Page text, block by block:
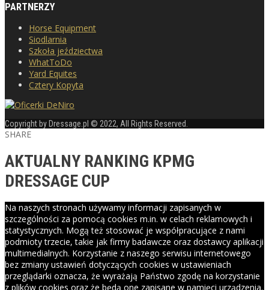
PARTNERZY
Horse Equipment
Siodlarnia
Szkoła jeździectwa
WhatToDo
Yard Equites
Cztery Kopyta
Copyright by Dressage.pl © 2022, All Rights Reserved.
SHARE
AKTUALNY RANKING KPMG
DRESSAGE CUP
Na naszych stronach używamy informacji zapisanych w
szczególności za pomocą cookies m.in. w celach reklamowych i
statystycznych. Mogą też stosować je współpracujące z nami
podmioty trzecie, takie jak firmy badawcze oraz dostawcy aplikacji
multimedialnych. Korzystanie z naszego serwisu internetowego
bez zmiany ustawień dotyczących cookies w ustawieniach
przeglądarki oznacza, że wyrażają Państwo zgodę na korzystanie
z plików cookies oraz że będą one zapisane w pamięci urządzenia.